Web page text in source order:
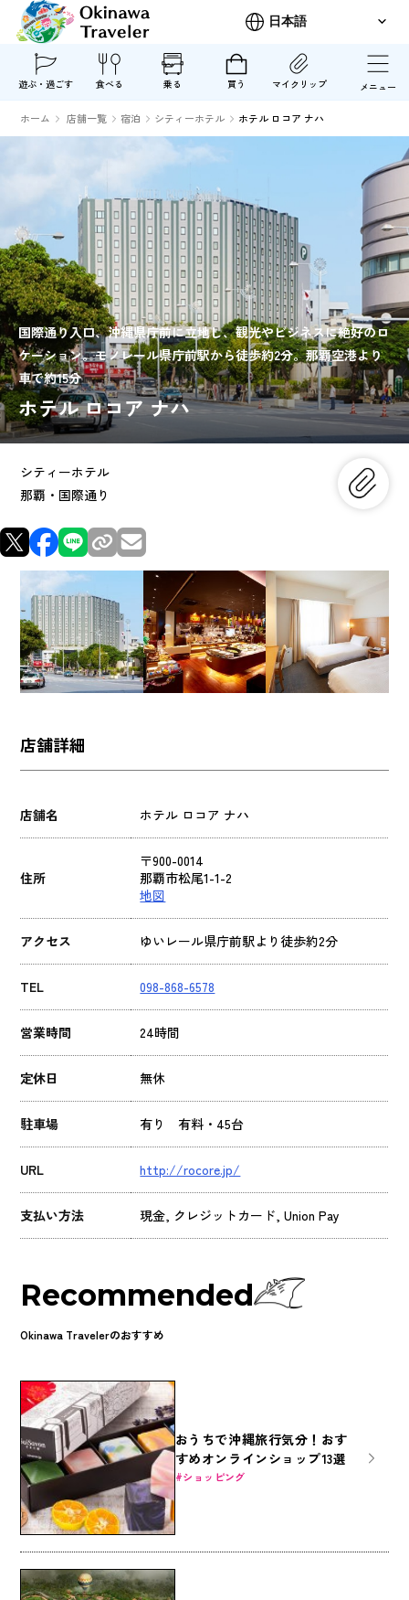
遊ぶ・過ごす 食べる 乗る 買う マイクリップ メニュー
ホーム 店舗一覧 宿泊 シティーホテル ホテル ロコア ナハ
国際通り入口、沖縄県庁前に立地し、観光やビジネスに絶好のロ
ケーション。モノレール県庁前駅から徒歩約2分。那覇空港より
車で約15分
ホテル ロコア ナハ
シティーホテル
那覇・国際通り
店舗詳細
店舗名 ホテル ロコア ナハ
住所
〒900-0014
那覇市松尾1-1-2
地図
アクセス ゆいレール県庁前駅より徒歩約2分
TEL 098-868-6578
営業時間 24時間
定休日 無休
駐車場 有り 有料・45台
URL http://rocore.jp/
支払い方法 現金, クレジットカード, Union Pay
Recommended
Okinawa Travelerのおすすめ
おうちで沖縄旅行気分！おす
すめオンラインショップ13選
ショッピング